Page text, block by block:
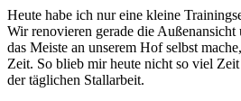
Heute habe ich nur eine kleine
Wir renovieren gerade die
das Meiste an unserem Hof selbst
Zeit. So blieb mir heute nicht so viel
der täglichen Stallarbeit.